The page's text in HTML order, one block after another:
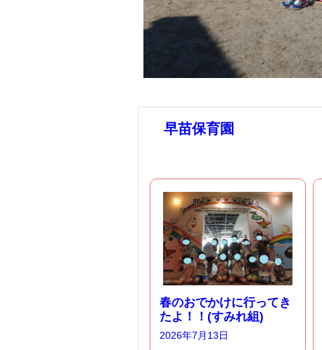
早苗保育園
春のおでかけに行ってき
たよ！！(すみれ組)
2026年7月13日